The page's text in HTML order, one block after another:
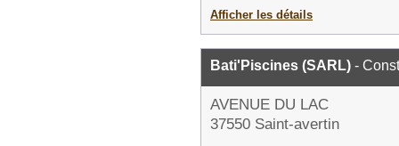
Afficher les détails
Bati'Piscines (SARL) -
AVENUE DU LAC
37550 Saint-avertin